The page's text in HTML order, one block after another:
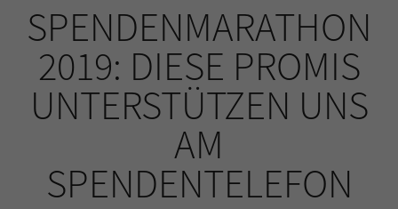
SPENDENMARATHON
2019: DIESE PROMIS
UNTERSTÜTZEN UNS
AM
SPENDENTELEFON